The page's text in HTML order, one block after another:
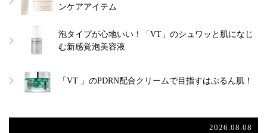
ンケアアイテム
泡タイプが心地いい！「VT」のシュワッと肌になじ
む新感覚泡美容液
「VT 」のPDRN配合クリームで目指すはぷるん肌！
2026.08.08